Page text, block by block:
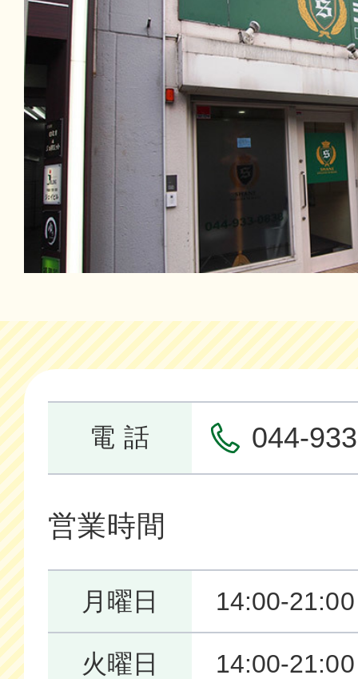
電 話 044-
営業時間
月曜日 14:00-21:00
火曜日 14:00-21:00